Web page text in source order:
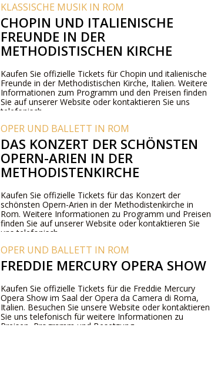
KLASSISCHE MUSIK IN ROM
CHOPIN UND ITALIENISCHE
FREUNDE IN DER
METHODISTISCHEN KIRCHE
Kaufen Sie offizielle Tickets für Chopin und italienische
Freunde in der Methodistischen Kirche, Italien. Weitere
Informationen zum Programm und den Preisen finden
Sie auf unserer Website oder kontaktieren Sie uns
telefonisch.
OPER UND BALLETT IN ROM
DAS KONZERT DER SCHÖNSTEN
OPERN-ARIEN IN DER
METHODISTENKIRCHE
Kaufen Sie offizielle Tickets für das Konzert der
schönsten Opern-Arien in der Methodistenkirche in
Rom. Weitere Informationen zu Programm und Preisen
finden Sie auf unserer Website oder kontaktieren Sie
uns telefonisch.
OPER UND BALLETT IN ROM
FREDDIE MERCURY OPERA SHOW
Kaufen Sie offizielle Tickets für die Freddie Mercury
Opera Show im Saal der Opera da Camera di Roma,
Italien. Besuchen Sie unsere Website oder kontaktieren
Sie uns telefonisch für weitere Informationen zu
Preisen, Programm und Besetzung.